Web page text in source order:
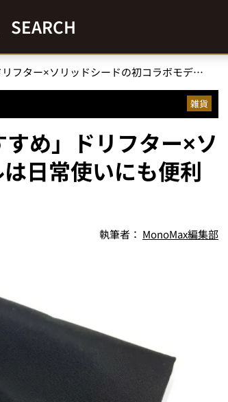
SEARCH
「U3000円のプチギフトにおすすめ」ドリフター×ソリッドシードの初コラボモデルは日常使いにも便利なカラビナ付きポーチ
雑貨
め」ドリフター×ソ
日常使いにも便利
執筆者： MonoMax編集部